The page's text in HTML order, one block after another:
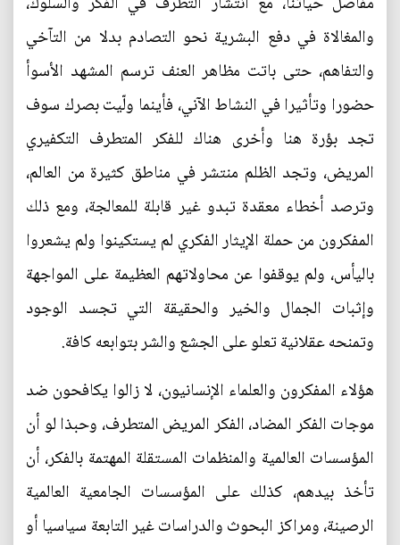
والمغالاة في دفع البشرية نحو التصادم بدلا من التآخي
والتفاهم، حتى باتت مظاهر العنف ترسم المشهد الأسوأ
حضورا وتأثيرا في النشاط الآني، فأينما ولّيت بصرك سوف
تجد بؤرة هنا وأخرى هناك للفكر المتطرف التكفيري
المريض، وتجد الظلم منتشر في مناطق كثيرة من العالم،
وترصد أخطاء معقدة تبدو غير قابلة للمعالجة، ومع ذلك
المفكرون من حملة الإيثار الفكري لم يستكينوا ولم يشعروا
باليأس، ولم يوقفوا عن محاولاتهم العظيمة على المواجهة
وإثبات الجمال والخير والحقيقة التي تجسد الوجود
وتمنحه عقلانية تعلو على الجشع والشر بتوابعه كافة.
هؤلاء المفكرون والعلماء الإنسانيون، لا زالوا يكافحون ضد
موجات الفكر المضاد، الفكر المريض المتطرف، وحبذا لو أن
المؤسسات العالمية والمنظمات المستقلة المهتمة بالفكر، أن
تأخذ بيدهم، كذلك على المؤسسات الجامعية العالمية
الرصينة، ومراكز البحوث والدراسات غير التابعة سياسيا أو